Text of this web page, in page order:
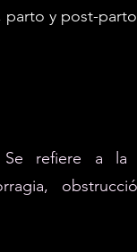
parto y post-
refiere a la